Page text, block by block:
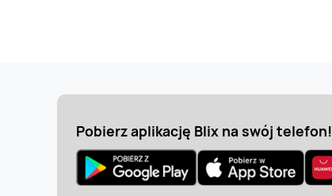
Pobierz aplikację Blix na swój telefon!